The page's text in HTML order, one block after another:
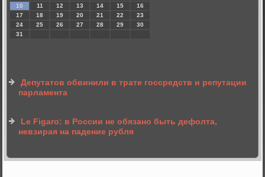
10
11 12 13 14 15
16
17
18 19 20 21 22
23
24
25 26 27 28 29
30
31
Депутатов обвинили в трате госсредств и репутации
парламента
Le Figaro: в России не обязано быть дефолта,
невзирая на падение рубля